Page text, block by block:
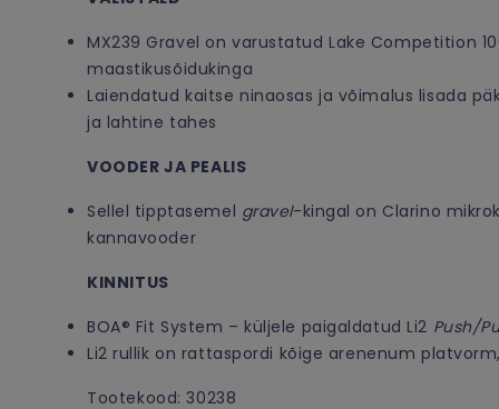
MX239 Gravel on varustatud Lake Competition
maastikusõidukinga
Laiendatud kaitse ninaosas ja võimalus lisada
ja lahtine tahes
VOODER JA PEALIS
Sellel tipptasemel gravel-kingal on Clarino
kannavooder
KINNITUS
BOA® Fit System – küljele paigaldatud Li2 Push/
Li2 rullik on rattaspordi kõige arenenum
Tootekood: 30238